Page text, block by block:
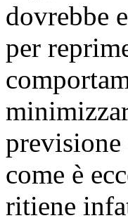
dovrebbe
per
come è
ritiene